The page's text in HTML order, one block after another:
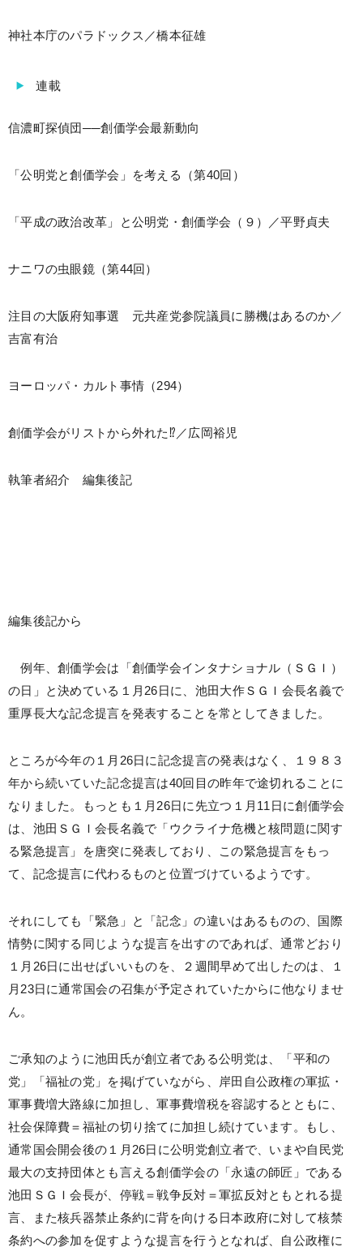
神社本庁のパラドックス／橋本征雄
連載
信濃町探偵団──創価学会最新動向
「公明党と創価学会」を考える（第40回）
「平成の政治改革」と公明党・創価学会（９）／平野貞夫
ナニワの虫眼鏡（第44回）
注目の大阪府知事選 元共産党参院議員に勝機はあるのか／
吉富有治
ヨーロッパ・カルト事情（294）
創価学会がリストから外れた⁉／広岡裕児
執筆者紹介 編集後記
編集後記から
例年、創価学会は「創価学会インタナショナル（ＳＧＩ）
の日」と決めている１月26日に、池田大作ＳＧＩ会長名義で
重厚長大な記念提言を発表することを常としてきました。
ところが今年の１月26日に記念提言の発表はなく、１９８３
年から続いていた記念提言は40回目の昨年で途切れることに
なりました。もっとも１月26日に先立つ１月11日に創価学会
は、池田ＳＧＩ会長名義で「ウクライナ危機と核問題に関す
る緊急提言」を唐突に発表しており、この緊急提言をもっ
て、記念提言に代わるものと位置づけているようです。
それにしても「緊急」と「記念」の違いはあるものの、国際
情勢に関する同じような提言を出すのであれば、通常どおり
１月26日に出せばいいものを、２週間早めて出したのは、１
月23日に通常国会の召集が予定されていたからに他なりませ
ん。
ご承知のように池田氏が創立者である公明党は、「平和の
党」「福祉の党」を掲げていながら、岸田自公政権の軍拡・
軍事費増大路線に加担し、軍事費増税を容認するとともに、
社会保障費＝福祉の切り捨てに加担し続けています。もし、
通常国会開会後の１月26日に公明党創立者で、いまや自民党
最大の支持団体とも言える創価学会の「永遠の師匠」である
池田ＳＧＩ会長が、停戦＝戦争反対＝軍拡反対ともとれる提
言、また核兵器禁止条約に背を向ける日本政府に対して核禁
条約への参加を促すような提言を行うとなれば、自公政権に